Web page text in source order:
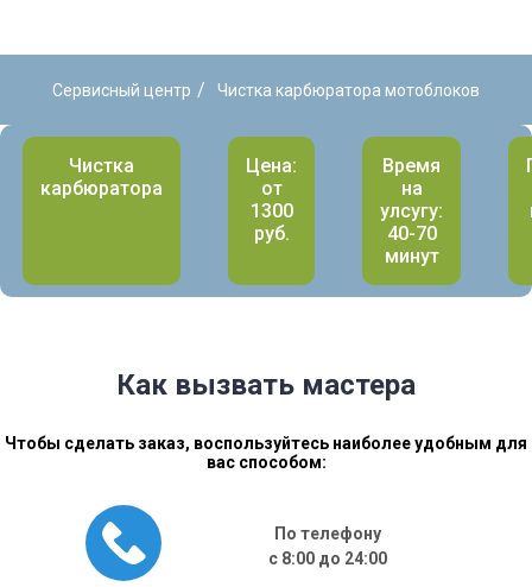
Сервисный центр / Чистка карбюратора мотоблоков
Чистка
карбюратора
Цена:
от
1300
руб.
Время
на
улсугу:
40-70
минут
Как вызвать мастера
Чтобы сделать заказ, воспользуйтесь наиболее удобным для
вас способом:
По телефону
с 8:00 до 24:00